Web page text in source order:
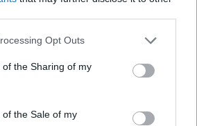
Opt Outs
the Sharing of my
the Sale of my
Publicidad